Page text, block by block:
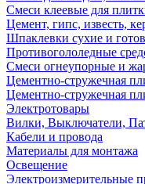
Смеси клеевые для
Цемент, гипс, известь,
Шпаклевки сухие и
Противогололедные
Смеси огнеупорные и
Цементно-стружечная
Цементно-стружечная
Электротовары
Вилки, Выключатели,
Кабели и провода
Материалы для монтажа
Освещение
Электроизмерительные